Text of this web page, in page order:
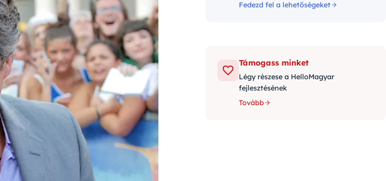
Fedezd fel a lehetőségeket
Támogass minket
Légy részese a HelloMagyar
fejlesztésének
Tovább